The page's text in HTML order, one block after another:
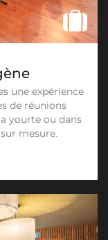
une expérience
de réunions
yourte ou dans
mesure.